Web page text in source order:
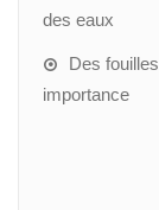
des eaux
Des
importance